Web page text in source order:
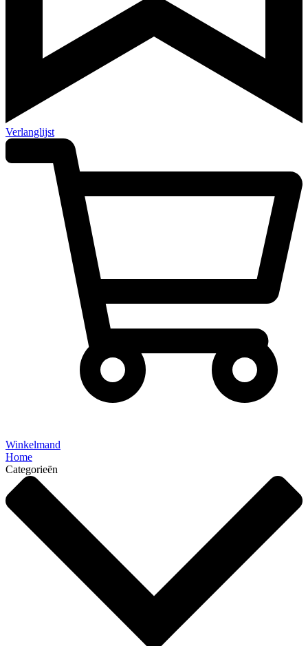
Verlanglijst
Winkelmand
Home
Categorieën